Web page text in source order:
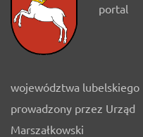
portal
województwa lubelskiego
prowadzony przez Urząd
Marszałkowski